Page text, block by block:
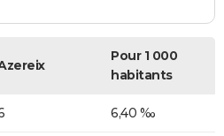
Pour 1 000
habitants
6,40 ‰